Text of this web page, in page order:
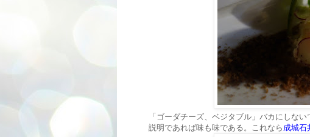
「ゴーダチーズ、ベジタブル」バカにしな
説明であれば味も味である。これなら 成城石